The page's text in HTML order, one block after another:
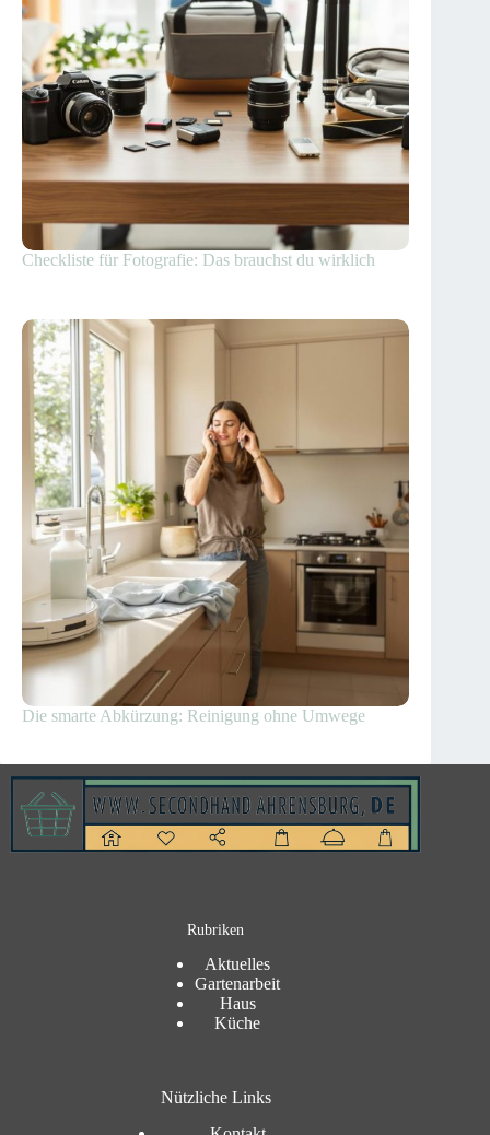
Checkliste für Fotografie: Das brauchst du wirklich
Die smarte Abkürzung: Reinigung ohne Umwege
Rubriken
Aktuelles
Gartenarbeit
Haus
Küche
Nützliche Links